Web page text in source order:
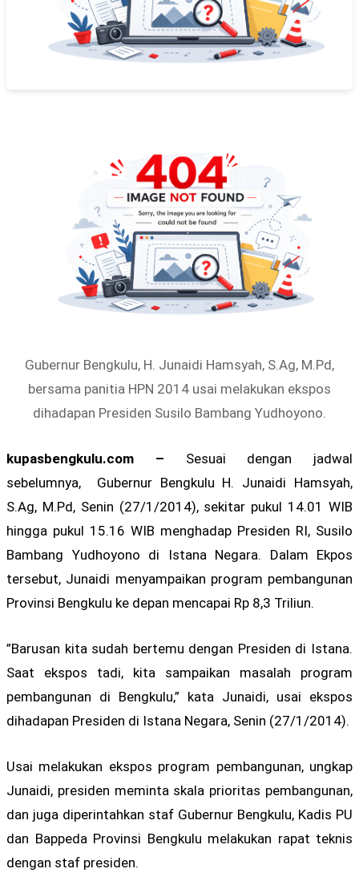
Gubernur Bengkulu, H. Junaidi Hamsyah, S.Ag, M.Pd,
bersama panitia HPN 2014 usai melakukan ekspos
dihadapan Presiden Susilo Bambang Yudhoyono.
kupasbengkulu.com – Sesuai dengan jadwal
sebelumnya, Gubernur Bengkulu H. Junaidi Hamsyah,
S.Ag, M.Pd, Senin (27/1/2014), sekitar pukul 14.01 WIB
hingga pukul 15.16 WIB menghadap Presiden RI, Susilo
Bambang Yudhoyono di Istana Negara. Dalam Ekpos
tersebut, Junaidi menyampaikan program pembangunan
Provinsi Bengkulu ke depan mencapai Rp 8,3 Triliun.
”Barusan kita sudah bertemu dengan Presiden di Istana.
Saat ekspos tadi, kita sampaikan masalah program
pembangunan di Bengkulu,” kata Junaidi, usai ekspos
dihadapan Presiden di Istana Negara, Senin (27/1/2014).
Usai melakukan ekspos program pembangunan, ungkap
Junaidi, presiden meminta skala prioritas pembangunan,
dan juga diperintahkan staf Gubernur Bengkulu, Kadis PU
dan Bappeda Provinsi Bengkulu melakukan rapat teknis
dengan staf presiden.